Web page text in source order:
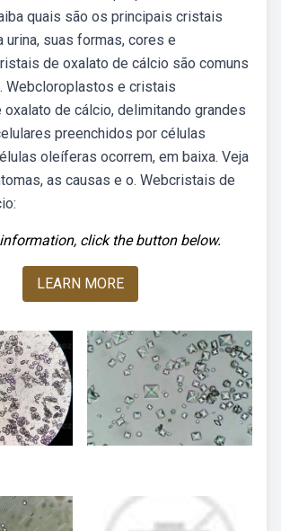
quais são os principais cristais
urina, suas formas, cores e
de oxalato de cálcio são comuns
Webcloroplastos e cristais
de cálcio, delimitando grandes
preenchidos por células
oleíferas ocorrem, em baixa. Veja
as causas e o. Webcristais de
click the button below.
LEARN MORE